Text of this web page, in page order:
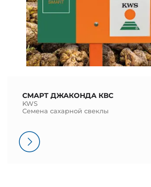
СМАРТ ДЖАКОНДА КВС
KWS
Семена сахарной свеклы